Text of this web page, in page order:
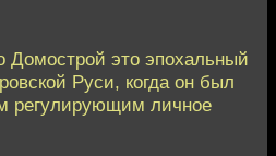
Домострой это эпохальный
Руси, когда он был
регулирующим личное